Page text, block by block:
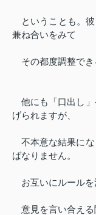
ということも。彼
兼ね合いをみて
その都度調整でき
他にも「口出し
げられますが、
不本意な結果に
ばなりません。
お互いにルールを
意見を言い合える